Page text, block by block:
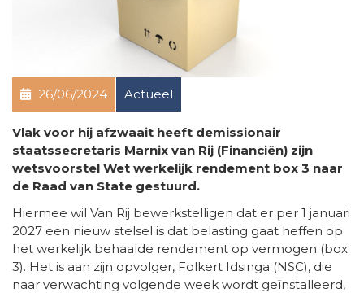
26/06/2024 Actueel
Vlak voor hij afzwaait heeft demissionair
staatssecretaris Marnix van Rij (Financiën) zijn
wetsvoorstel Wet werkelijk rendement box 3 naar
de Raad van State gestuurd.
Hiermee wil Van Rij bewerkstelligen dat er per 1 januari
2027 een nieuw stelsel is dat belasting gaat heffen op
het werkelijk behaalde rendement op vermogen (box
3). Het is aan zijn opvolger, Folkert Idsinga (NSC), die
naar verwachting volgende week wordt geïnstalleerd,